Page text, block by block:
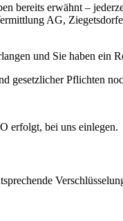
bereits erwähnt –
AG,
und Sie haben ein
gesetzlicher Pflichten
erfolgt, bei uns einlegen.